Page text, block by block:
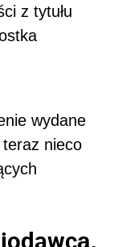
z tytułu
wydane
nieco